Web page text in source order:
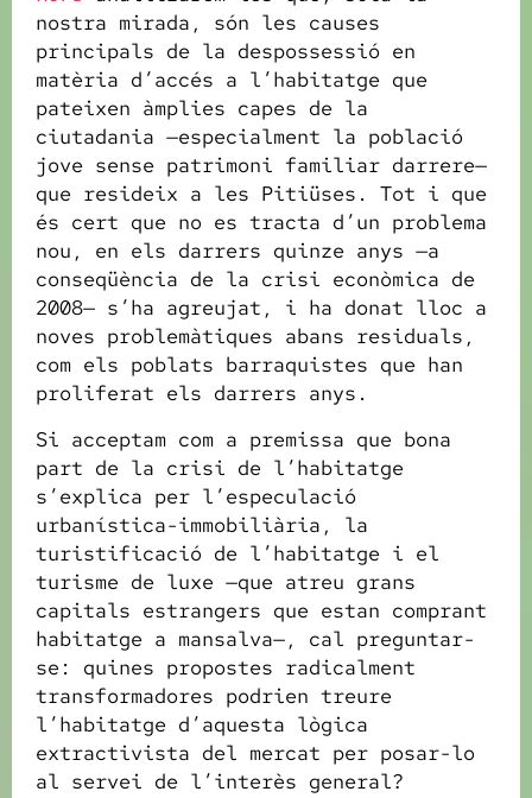
nostra mirada, són les causes
principals de la despossessió en
matèria d’accés a l’habitatge que
pateixen àmplies capes de la
ciutadania —especialment la població
jove sense patrimoni familiar darrere—
que resideix a les Pitiüses. Tot i que
és cert que no es tracta d’un problema
nou, en els darrers quinze anys —a
conseqüència de la crisi econòmica de
2008— s’ha agreujat, i ha donat lloc a
noves problemàtiques abans residuals,
com els poblats barraquistes que han
proliferat els darrers anys.
Si acceptam com a premissa que bona
part de la crisi de l’habitatge
s’explica per l’especulació
urbanística-immobiliària, la
turistificació de l’habitatge i el
turisme de luxe —que atreu grans
capitals estrangers que estan comprant
habitatge a mansalva—, cal preguntar-
se: quines propostes radicalment
transformadores podrien treure
l’habitatge d’aquesta lògica
extractivista del mercat per posar-lo
al servei de l’interès general?